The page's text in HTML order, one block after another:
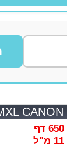
650 דף
11 מ"ל